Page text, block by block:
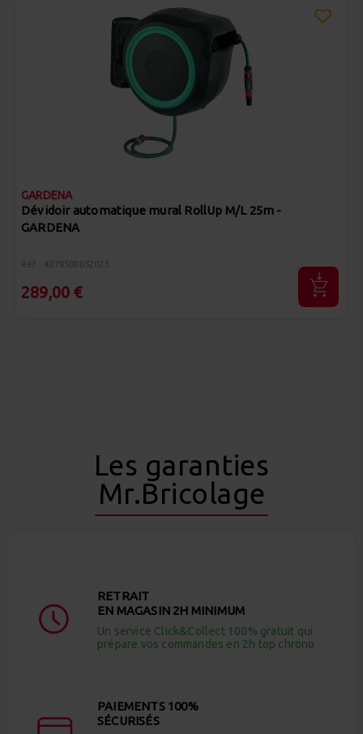
GARDENA
Dévidoir automatique mural RollUp M/L 25m -
GARDENA
Réf : 4078500052023
289,00 €
Les garanties
Mr.Bricolage
RETRAIT
EN MAGASIN 2H MINIMUM
Un service Click&Collect 100% gratuit qui
prépare vos commandes en 2h top chrono
PAIEMENTS 100%
SÉCURISÉS